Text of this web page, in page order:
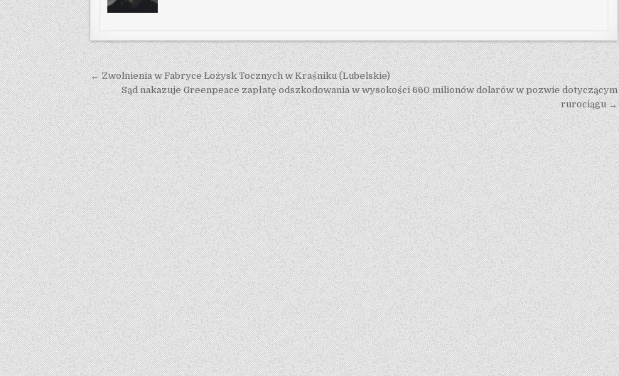
Post navigation
← Zwolnienia w Fabryce Łożysk Tocznych w Kraśniku (Lubelskie)
Sąd nakazuje Greenpeace zapłatę odszkodowania w wysokości 660 milionów dolarów w pozwie dotyczącym
rurociągu →